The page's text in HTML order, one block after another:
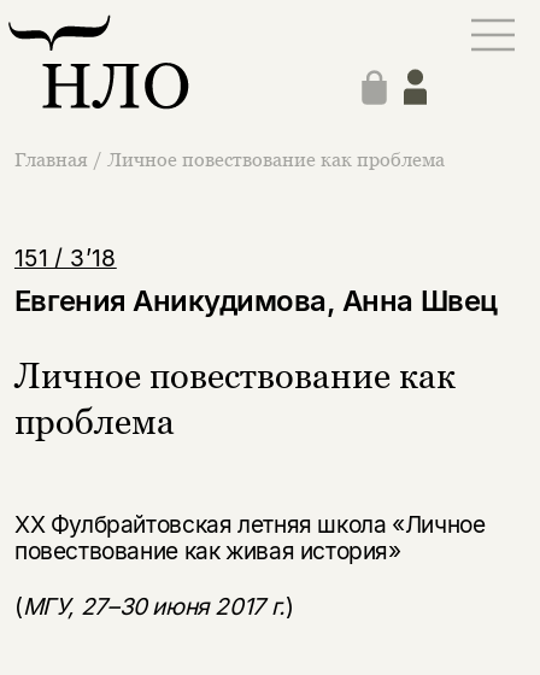
Главная / Личное повествование как проблема
151 / 3’18
Евгения Аникудимова, Анна Швец
Личное повествование как
проблема
XX Фулбрайтовская летняя школа «Личное
повествование как живая история»
(МГУ, 27–30июня 2017 г.)